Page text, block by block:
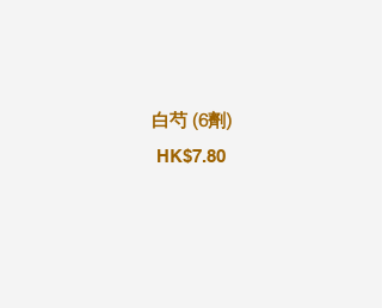
白芍 (6劑)
HK$7.80